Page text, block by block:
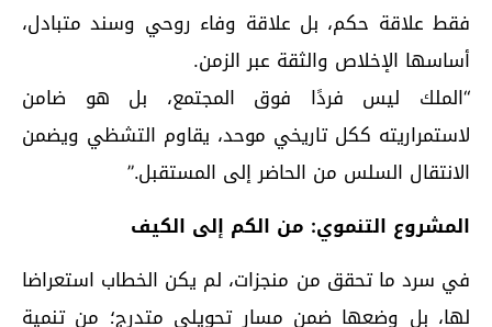
فقط علاقة حكم، بل علاقة وفاء روحي وسند متبادل،
أساسها الإخلاص والثقة عبر الزمن.
“الملك ليس فردًا فوق المجتمع، بل هو ضامن
لاستمراريته ككل تاريخي موحد، يقاوم التشظي ويضمن
الانتقال السلس من الحاضر إلى المستقبل.”
المشروع التنموي: من الكم إلى الكيف
في سرد ما تحقق من منجزات، لم يكن الخطاب استعراضا
لها، بل وضعها ضمن مسار تحويلي متدرج؛ من تنمية